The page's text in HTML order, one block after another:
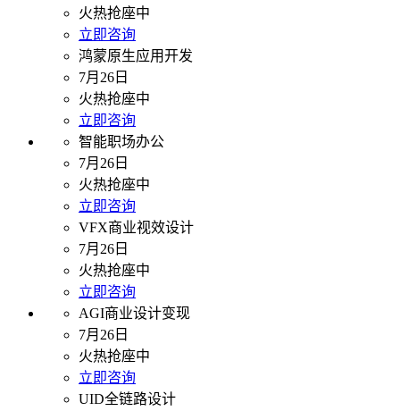
火热抢座中
立即咨询
鸿蒙原生应用开发
7月26日
火热抢座中
立即咨询
智能职场办公
7月26日
火热抢座中
立即咨询
VFX商业视效设计
7月26日
火热抢座中
立即咨询
AGI商业设计变现
7月26日
火热抢座中
立即咨询
UID全链路设计